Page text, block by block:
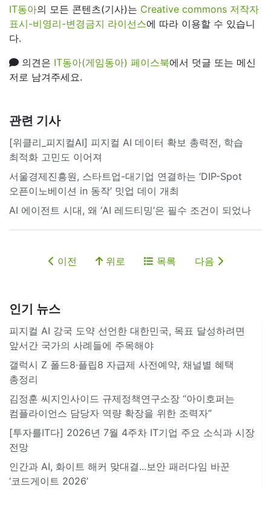
IT동아의 모든 콘텐츠(기사)는 Creative commons 저작자
표시-비영리-변경금지 라이선스에 따라 이용할 수 있습니
다.
의견은 IT동아(게임동아) 페이스북에서 덧글 또는 메신
저로 남겨주세요.
관련 기사
[위클리_피지컬AI] 피지컬 AI 데이터 확보 총력전, 학습
최적화 고민도 이어져
서울경제진흥원, 스타트업-대기업 연결하는 ‘DIP-Spot
오픈이노베이션 in 동작’ 밋업 데이 개최
AI 에이전트 시대, 왜 ‘AI 레드티밍’은 필수 조건이 되었나
이전 위로 목록 다음
인기 뉴스
피지컬 AI 강국 도약 선언한 대한민국, 목표 달성하려면
앞서간 국가의 사례들에 주목해야
갤럭시 Z 폴드8·플립8 자급제 사전예약, 채널별 혜택
총정리
김정훈 씨지인사이드 규제정책연구소장 “아이호퍼는
컴플라이언스 담당자 역량 확장을 위한 조력자”
[투자를IT다] 2026년 7월 4주차 IT기업 주요 소식과 시장
전망
인간과 AI, 화이트 해커 맞대결...보안 패러다임 바꾼
‘코드게이트 2026’